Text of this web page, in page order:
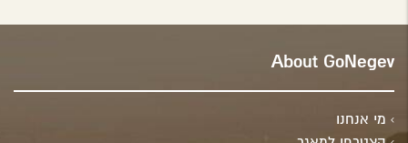
About GoNegev
מי אנחנו